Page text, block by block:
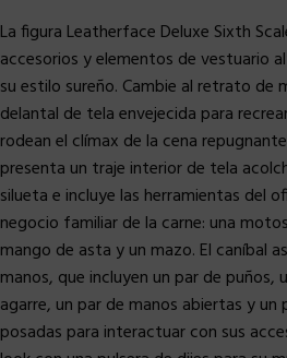
La figura Leatherface Deluxe Sixth
accesorios y elementos de vestuario
su estilo sureño. Cambie al retrato de
delantal de tela envejecida para
rodean el clímax de la cena
presenta un traje interior de tela
silueta e incluye las herramientas del
negocio familiar de la carne: una
mango de asta y un mazo. El caníbal
manos, que incluyen un par de puños,
agarre, un par de manos abiertas y un
posadas para interactuar con sus